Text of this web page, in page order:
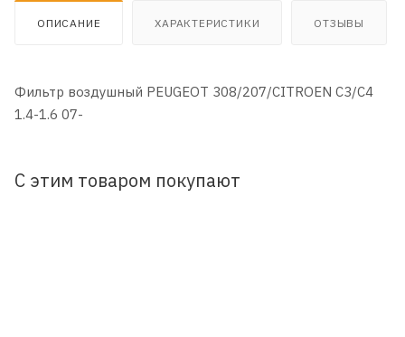
ОПИСАНИЕ ХАРАКТЕРИСТИКИ ОТЗЫВЫ
Фильтр воздушный PEUGEOT 308/207/CITROEN C3/C4
1.4-1.6 07-
С этим товаром покупают